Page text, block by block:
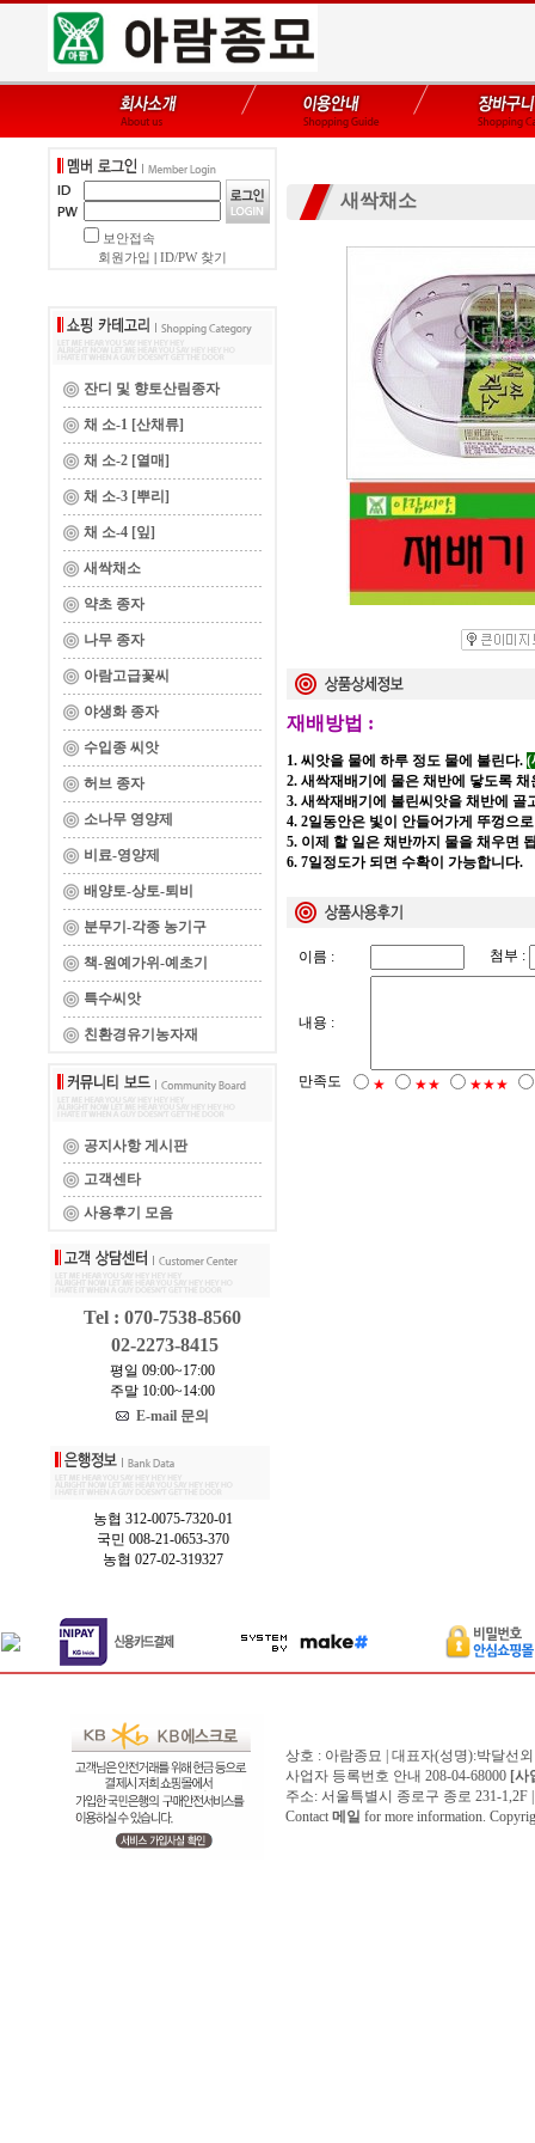
보안접속
회원가입
ID/PW 찾기
잔디 및 향토산림종자
채 소-1 [산채류]
채 소-2 [열매]
채 소-3 [뿌리]
채 소-4 [잎]
새싹채소
약초 종자
나무 종자
아람고급꽃씨
야생화 종자
수입종 씨앗
허브 종자
소나무 영양제
비료-영양제
배양토-상토-퇴비
분무기-각종 농기구
책-원예가위-예초기
특수씨앗
친환경유기농자재
공지사항 게시판
고객센타
사용후기 모음
Tel : 070-7538-8560
02-2273-8415
평일 09:00~17:00
주말 10:00~14:00
E-mail 문의
농협 312-0075-7320-01
국민 008-21-0653-370
농협 027-02-319327
새싹채소
재배방법 :
1. 씨앗을 물에 하루 정도 물에 불린다. (
2. 새싹재배기에 물은 채반에 닿도록
3. 새싹재배기에 불린씨앗을 채반에 골
4. 2일동안은 빛이 안들어가게 뚜껑으
5. 이제 할 일은 채반까지 물을 채우면
6. 7일정도가 되면 수확이 가능합니다.
이름 : 첨부 :
내용 :
만족도 ★ ★★ ★★★
상호 : 아람종묘 | 대표자(성명):박달선
사업자 등록번호 안내 208-04-68000 [사
주소: 서울특별시 종로구 종로 231-1,2F
Contact 메일 for more information.